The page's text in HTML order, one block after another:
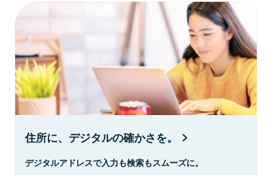
住所に、デジタルの確かさを。
デジタルアドレスで入力も検索もスムーズに。